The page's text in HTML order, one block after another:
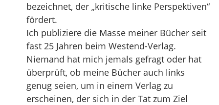
bezeichnet, der „kritische linke Perspektiven“
fördert.
Ich publiziere die Masse meiner Bücher seit
fast 25 Jahren beim Westend-Verlag.
Niemand hat mich jemals gefragt oder hat
überprüft, ob meine Bücher auch links
genug seien, um in einem Verlag zu
erscheinen, der sich in der Tat zum Ziel